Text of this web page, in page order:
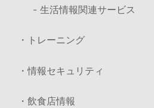
- 生活情報関連サービス
・トレーニング
・情報セキュリティ
・飲食店情報